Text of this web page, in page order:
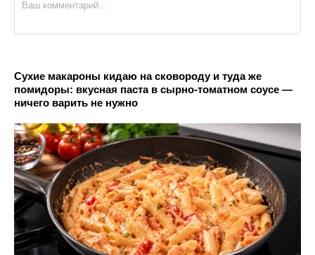
Сухие макароны кидаю на сковороду и туда же
помидоры: вкусная паста в сырно-томатном соусе —
ничего варить не нужно